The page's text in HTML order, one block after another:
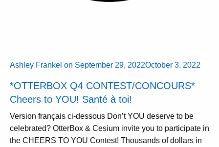
Ashley Frankel on September 29, 2022October 3, 2022
*OTTERBOX Q4 CONTEST/CONCOURS*
Cheers to YOU! Santé à toi!
Version français ci-dessous Don’t YOU deserve to be
celebrated? OtterBox & Cesium invite you to participate in
the CHEERS TO YOU Contest! Thousands of dollars in